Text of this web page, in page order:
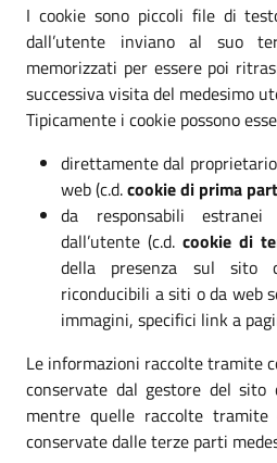
I cookie sono piccoli file di
dall’utente inviano al suo
memorizzati per essere poi
successiva visita del medesimo
Tipicamente i cookie possono
direttamente dal
web (c.d.cookie di prima
da responsabili
dall’utente (c.d. cookie di
della presenza sul sito
riconducibili a siti o da web
immagini, specifici link a
Le informazioni raccolte tramite
conservate dal gestore del sito
mentre quelle raccolte
conservate dalle terze parti